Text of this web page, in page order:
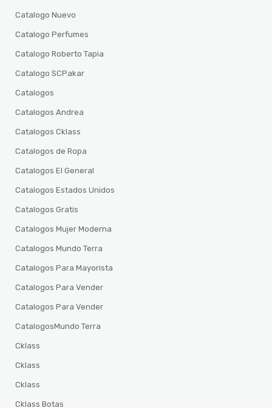
Catalogo Nuevo
Catalogo Perfumes
Catalogo Roberto Tapia
Catalogo SCPakar
Catalogos
Catalogos Andrea
Catalogos Cklass
Catalogos de Ropa
Catalogos El General
Catalogos Estados Unidos
Catalogos Gratis
Catalogos Mujer Moderna
Catalogos Mundo Terra
Catalogos Para Mayorista
Catalogos Para Vender
Catalogos Para Vender
CatalogosMundo Terra
Cklass
Cklass
Cklass
Cklass Botas